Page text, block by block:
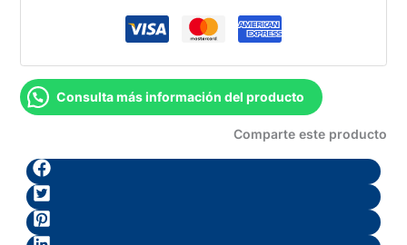
Consulta más información del producto
Comparte este producto